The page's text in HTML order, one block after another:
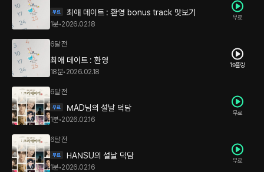
최애 데이트 : 환영 bonus track 맛보기
1분•2026.02.18
무료
6달 전
최애 데이트 : 환영
18분• 2026.02.18
19플링
6달 전
MAD님의 설날 덕담
1분•2026.02.16
무료
6달 전
HANSU의 설날 덕담
1분•2026.02.16
무료